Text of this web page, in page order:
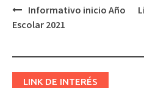
Navegación
de
Informativo inicio Año
Escolar 2021
LINK DE INTERÉS